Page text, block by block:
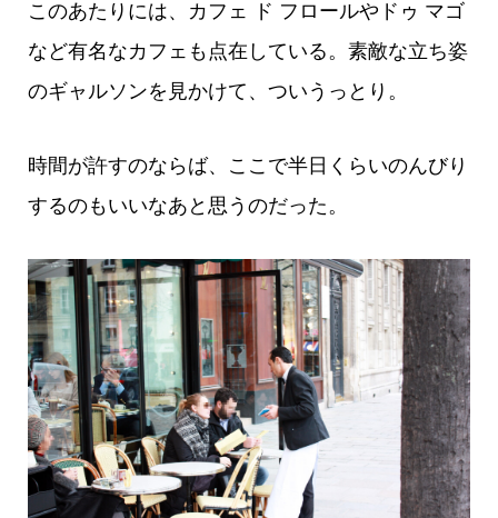
このあたりには、カフェ ド フロールやドゥ マゴ
など有名なカフェも点在している。素敵な立ち姿
のギャルソンを見かけて、ついうっとり。
時間が許すのならば、ここで半日くらいのんびり
するのもいいなあと思うのだった。